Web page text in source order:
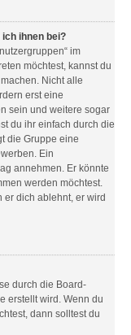
ihnen bei?
im
möchtest, kannst du
Nicht alle
erst eine
sein und weitere sogar
du ihr einfach durch die
die Gruppe eine
Ein
annehmen. Er könnte
werden möchtest.
er dich ablehnt, er wird
durch die Board-
erstellt wird. Wenn du
dann solltest du